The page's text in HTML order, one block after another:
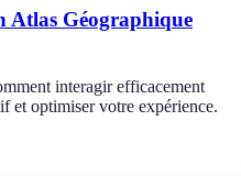
Atlas Géographique
interagir efficacement
et optimiser votre expérience.